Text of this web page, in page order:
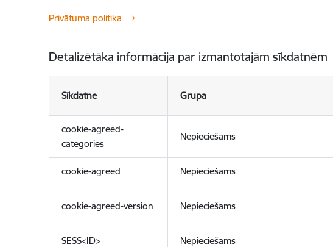
Privātuma politika
Detalizētāka informācija par izmantotajām sīkdatnēm
Sīkdatne Grupa
cookie-agreed-
categories
Nepieciešams
cookie-agreed Nepieciešams
cookie-agreed-version Nepieciešams
SESS<ID> Nepieciešams